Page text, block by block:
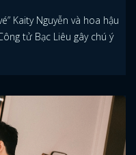
Kaity Nguyễn và hoa hậu
tử Bạc Liêu gây chú ý